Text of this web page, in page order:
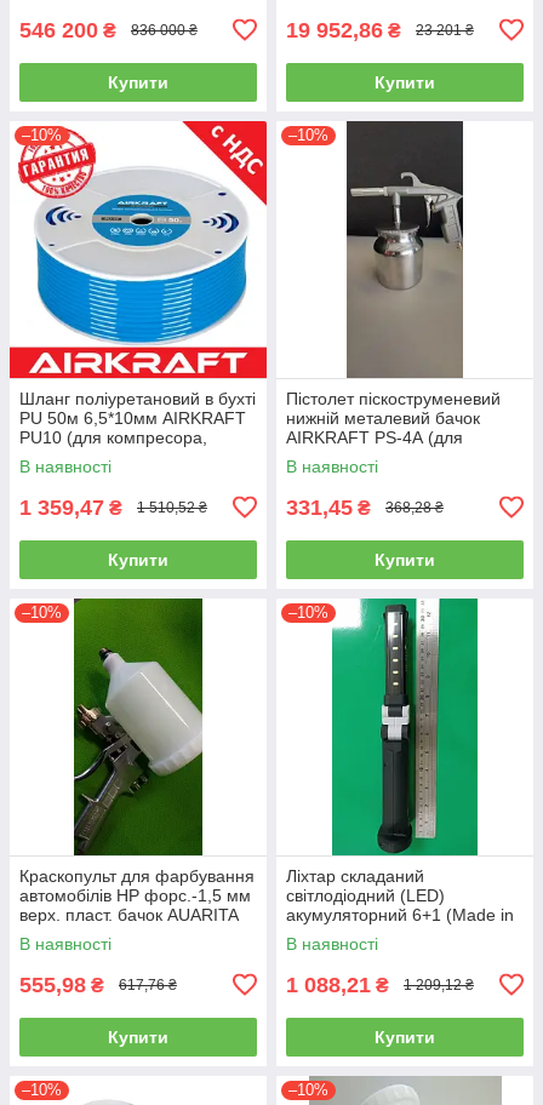
546 200 ₴ 836 000 ₴
Купити
19 952,86 ₴ 23 201 ₴
Купити
–10%
Шланг поліуретановий в бухті
PU 50м 6,5*10мм AIRKRAFT
PU10 (для компресора,
пневматичний, повітряний)
В наявності
1 359,47 ₴ 1 510,52 ₴
Купити
–10%
Пістолет піскоструменевий
нижній металевий бачок
AIRKRAFT PS-4А (для
розпилення, нагнітання,
пневмопістолет)
В наявності
331,45 ₴ 368,28 ₴
Купити
–10%
Краскопульт для фарбування
автомобілів HP форс.-1,5 мм
верх. пласт. бачок AUARITA
S-990P-1.8
В наявності
555,98 ₴ 617,76 ₴
Купити
–10%
Ліхтар складаний
світлодіодний (LED)
акумуляторний 6+1 (Made in
GERMANY) WL-0601
(ліхтарик, ручний)
В наявності
1 088,21 ₴ 1 209,12 ₴
Купити
–10% –10%